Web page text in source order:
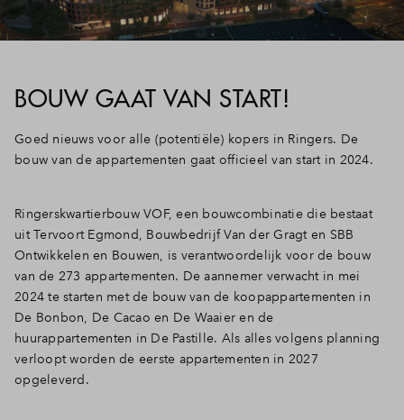
BOUW GAAT VAN START!
Goed nieuws voor alle (potentiële) kopers in Ringers. De
bouw van de appartementen gaat officieel van start in 2024.
Ringerskwartierbouw VOF, een bouwcombinatie die bestaat
uit Tervoort Egmond, Bouwbedrijf Van der Gragt en SBB
Ontwikkelen en Bouwen, is verantwoordelijk voor de bouw
van de 273 appartementen. De aannemer verwacht in mei
2024 te starten met de bouw van de koopappartementen in
De Bonbon, De Cacao en De Waaier en de
huurappartementen in De Pastille. Als alles volgens planning
verloopt worden de eerste appartementen in 2027
opgeleverd.